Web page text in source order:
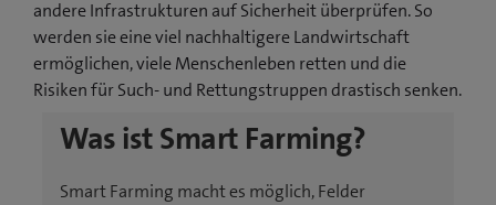
andere Infrastrukturen auf Sicherheit überprüfen. So
werden sie eine viel nachhaltigere Landwirtschaft
ermöglichen, viele Menschenleben retten und die
Risiken für Such- und Rettungstruppen drastisch senken.
Was ist Smart Farming?
Smart Farming macht es möglich, Felder